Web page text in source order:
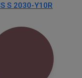
S 2030-Y10R